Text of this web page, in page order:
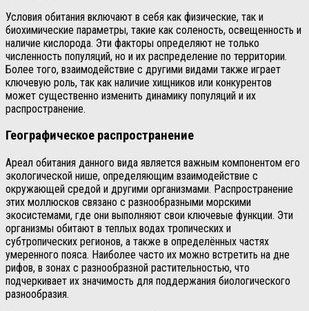
Условия обитания включают в себя как физические, так и
биохимические параметры, такие как соленость, освещенность и
наличие кислорода. Эти факторы определяют не только
численность популяций, но и их распределение по территории.
Более того, взаимодействие с другими видами также играет
ключевую роль, так как наличие хищников или конкурентов
может существенно изменить динамику популяций и их
распространение.
Географическое распространение
Ареал обитания данного вида является важным компонентом его
экологической нише, определяющим взаимодействие с
окружающей средой и другими организмами. Распространение
этих моллюсков связано с разнообразными морскими
экосистемами, где они выполняют свои ключевые функции. Эти
организмы обитают в теплых водах тропических и
субтропических регионов, а также в определённых частях
умеренного пояса. Наиболее часто их можно встретить на дне
рифов, в зонах с разнообразной растительностью, что
подчеркивает их значимость для поддержания биологического
разнообразия.